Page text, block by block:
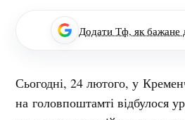
Додати Тф, як бажане
Сьогодні, 24 лютого, у
на головпоштамті відбулося